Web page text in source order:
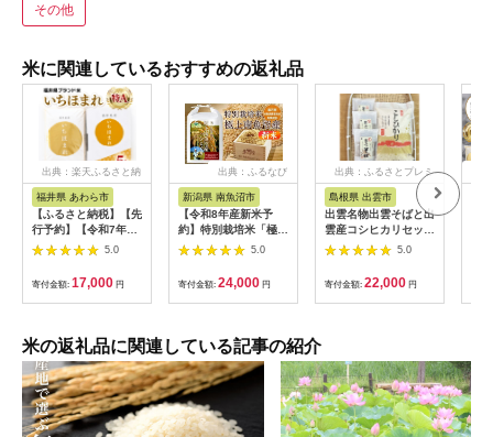
その他
米に関連しているおすすめの返礼品
出典：楽天ふるさと納
福井県 あわら市
【ふるさと納税】【先
行予約】【令和7年
産】いちほまれ 精米
5kg 《ギフトにもお
すすめ！化粧箱入り》
／ 福井県産 ブランド
米 白米 贈り物 お取り
旬以降順次発送予定
5.0
寄付金額: 17,000 円
出典：ふるなび
新潟県 南魚沼市
【令和8年産新米予
約】特別栽培米「極上
南魚沼産コシヒカリ」
（有機肥料、8割減農
薬栽培）玄米5ｋｇ
【銘柄米 ブランド米
玄米 こしひかり コシ
米】【2026年10月上
旬より1ヶ月以内に順
次発送予定】
5.0
寄付金額: 24,000 円
出典：ふるさとプレミ
アム
島根県 出雲市
出雲名物出雲そばと出
雲産コシヒカリセット
322032_EH0025.0
寄付金額: 22,000 円
米の返礼品に関連している記事の紹介